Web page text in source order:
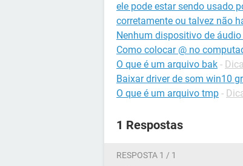
ele pode estar sendo usado
corretamente ou talvez não
Nenhum dispositivo de
Como colocar @ no
O que é um arquivo bak -
Baixar driver de som win10
O que é um arquivo tmp -
1 Respostas
RESPOSTA 1 / 1